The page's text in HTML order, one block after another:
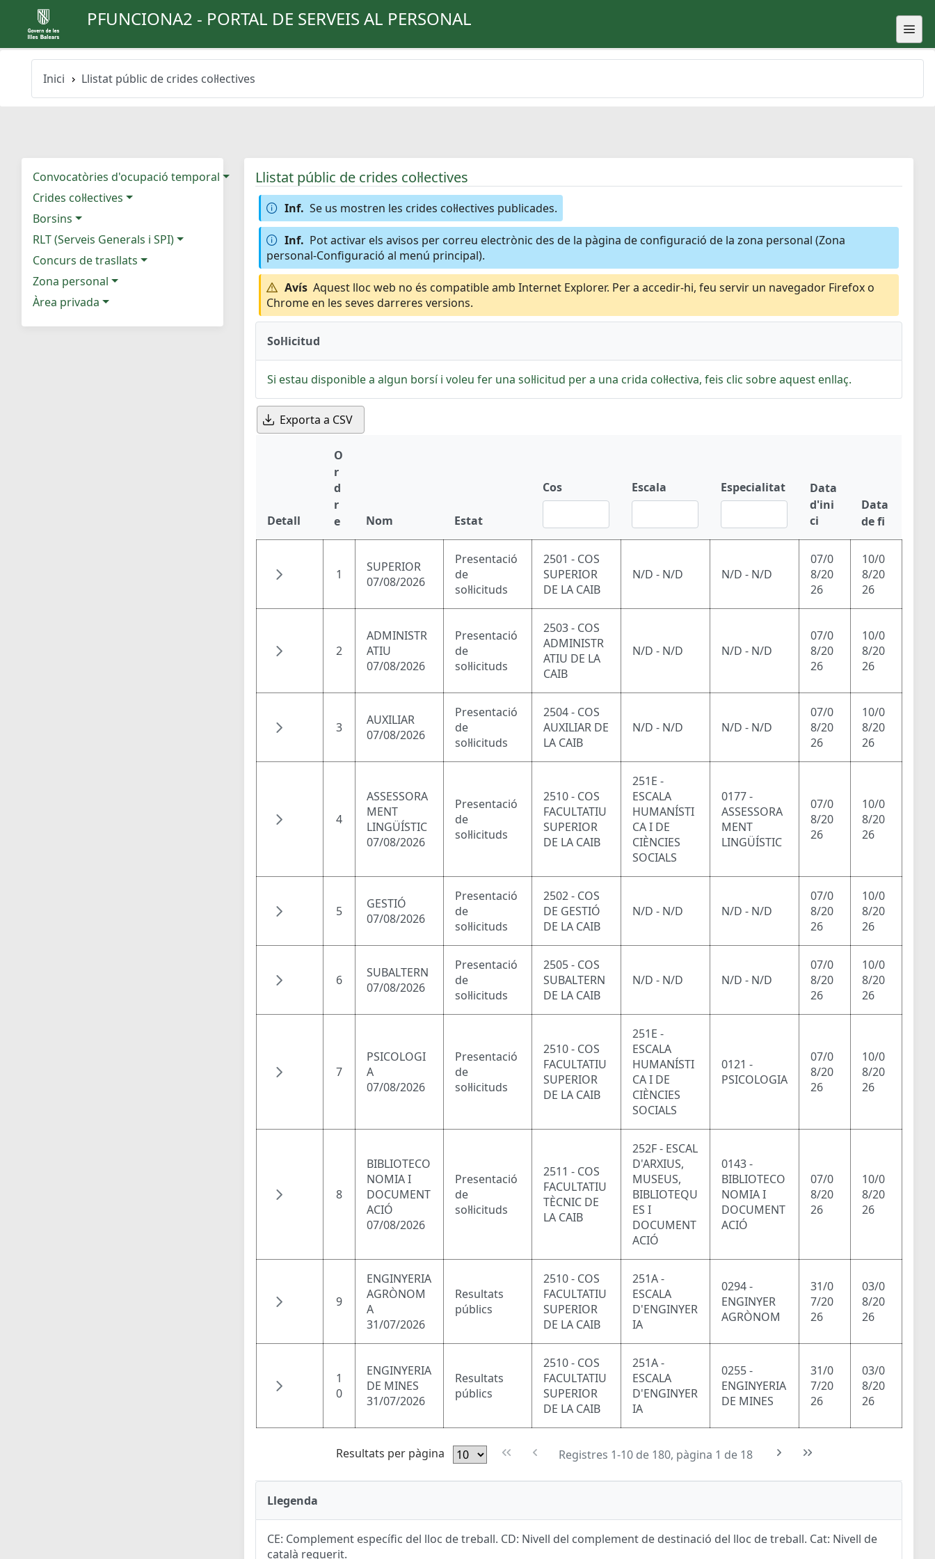
PFUNCIONA2 - PORTAL DE SERVEIS AL PERSONAL
Inici Llistat públic de crides col·lectives
Convocatòries d'ocupació temporal
Crides col·lectives
Borsins
RLT (Serveis Generals i SPI)
Concurs de trasllats
Zona personal
Àrea privada
Llistat públic de crides col·lectives
Inf. Se us mostren les crides col·lectives publicades.
Inf. Pot activar els avisos per correu electrònic des de la pàgina de configuració de la zona personal (Zona
personal-Configuració al menú principal).
Avís Aquest lloc web no és compatible amb Internet Explorer. Per a accedir-hi, feu servir un navegador Firefox o
Chrome en les seves darreres versions.
Sol·licitud
Si estau disponible a algun borsí i voleu fer una sol·licitud per a una crida col·lectiva, feis clic sobre aquest enllaç.
Exporta a CSV
Detall
O
r
d
r
e
Nom Estat
Cos Escala Especialitat
Data
d'ini
ci
Data
de fi
1
SUPERIOR
07/08/2026
Presentació
de
sol·licituds
2501 - COS
SUPERIOR
DE LA CAIB
N/D - N/D N/D - N/D
07/0
8/20
26
10/0
8/20
26
2
ADMINISTR
ATIU
07/08/2026
Presentació
de
sol·licituds
2503 - COS
ADMINISTR
ATIU DE LA
CAIB
N/D - N/D N/D - N/D
07/0
8/20
26
10/0
8/20
26
3
AUXILIAR
07/08/2026
Presentació
de
sol·licituds
2504 - COS
AUXILIAR DE
LA CAIB
N/D - N/D N/D - N/D
07/0
8/20
26
10/0
8/20
26
4
ASSESSORA
MENT
LINGÜÍSTIC
07/08/2026
Presentació
de
sol·licituds
2510 - COS
FACULTATIU
SUPERIOR
DE LA CAIB
251E -
ESCALA
HUMANÍSTI
CA I DE
CIÈNCIES
SOCIALS
0177 -
ASSESSORA
MENT
LINGÜÍSTIC
07/0
8/20
26
10/0
8/20
26
5
GESTIÓ
07/08/2026
Presentació
de
sol·licituds
2502 - COS
DE GESTIÓ
DE LA CAIB
N/D - N/D N/D - N/D
07/0
8/20
26
10/0
8/20
26
6
SUBALTERN
07/08/2026
Presentació
de
sol·licituds
2505 - COS
SUBALTERN
DE LA CAIB
N/D - N/D N/D - N/D
07/0
8/20
26
10/0
8/20
26
7
PSICOLOGI
A
07/08/2026
Presentació
de
sol·licituds
2510 - COS
FACULTATIU
SUPERIOR
DE LA CAIB
251E -
ESCALA
HUMANÍSTI
CA I DE
CIÈNCIES
SOCIALS
0121 -
PSICOLOGIA
07/0
8/20
26
10/0
8/20
26
8
BIBLIOTECO
NOMIA I
DOCUMENT
ACIÓ
07/08/2026
Presentació
de
sol·licituds
2511 - COS
FACULTATIU
TÈCNIC DE
LA CAIB
252F - ESCAL
D'ARXIUS,
MUSEUS,
BIBLIOTEQU
ES I
DOCUMENT
ACIÓ
0143 -
BIBLIOTECO
NOMIA I
DOCUMENT
ACIÓ
07/0
8/20
26
10/0
8/20
26
9
ENGINYERIA
AGRÒNOM
A
31/07/2026
Resultats
públics
2510 - COS
FACULTATIU
SUPERIOR
DE LA CAIB
251A -
ESCALA
D'ENGINYER
IA
0294 -
ENGINYER
AGRÒNOM
31/0
7/20
26
03/0
8/20
26
1
0
ENGINYERIA
DE MINES
31/07/2026
Resultats
públics
2510 - COS
FACULTATIU
SUPERIOR
DE LA CAIB
251A -
ESCALA
D'ENGINYER
IA
0255 -
ENGINYERIA
DE MINES
31/0
7/20
26
03/0
8/20
26
Resultats per pàgina Registres 1-10 de 180, pàgina 1 de 18
Llegenda
CE: Complement específic del lloc de treball. CD: Nivell del complement de destinació del lloc de treball. Cat: Nivell de
català requerit.